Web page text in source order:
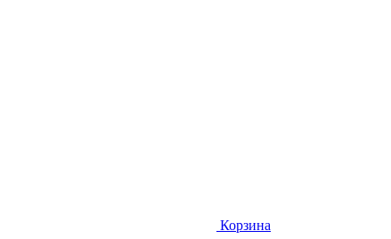
Корзина